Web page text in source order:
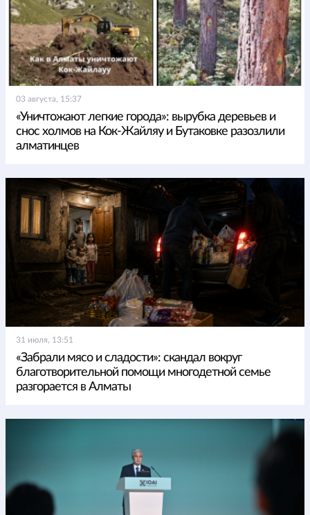
03 августа, 15:37
«Уничтожают легкие города»: вырубка деревьев и
снос холмов на Кок-Жайляу и Бутаковке разозлили
алматинцев
31 июля, 13:51
«Забрали мясо и сладости»: скандал вокруг
благотворительной помощи многодетной семье
разгорается в Алматы